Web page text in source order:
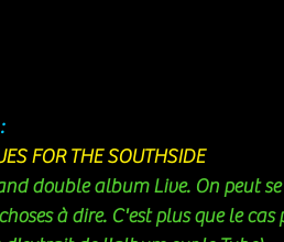
FOR THE SOUTHSIDE
double album Live. On peut
à dire. C'est plus que le